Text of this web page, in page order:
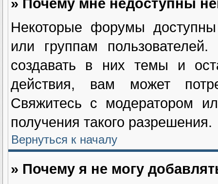
Некоторые форумы
или группам
создавать в них темы и
действия, вам может
Свяжитесь с модератором
получения такого разрешения.
Вернуться к началу
» Почему я не могу